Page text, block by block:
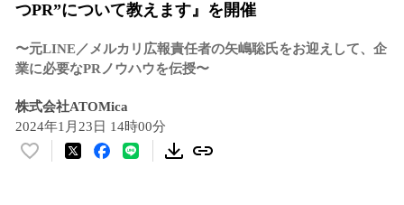
つPR”について教えます』を開催
〜元LINE／メルカリ広報責任者の矢嶋聡氏をお迎えして、企
業に必要なPRノウハウを伝授〜
株式会社ATOMica
2024年1月23日 14時00分
い